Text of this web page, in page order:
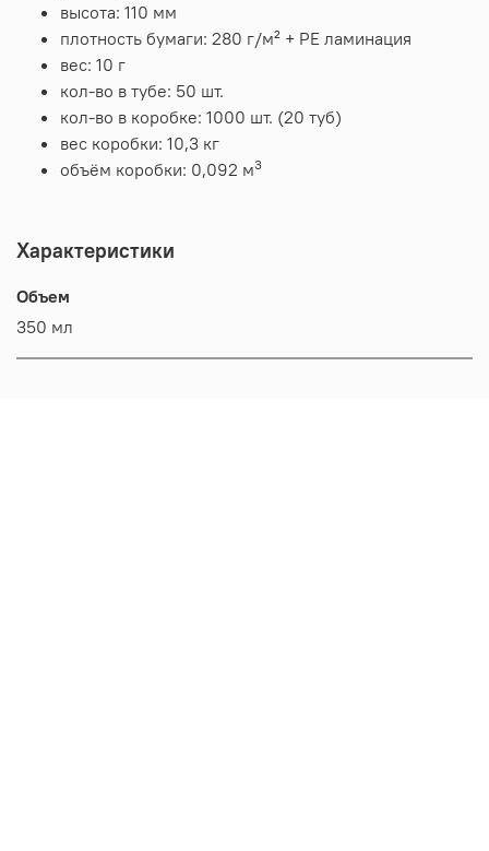
высота: 110 мм
плотность бумаги: 280 г/м² + PE ламинация
вес: 10 г
кол-во в тубе: 50 шт.
кол-во в коробке: 1000 шт. (20 туб)
вес коробки: 10,3 кг
объём коробки: 0,092 м3
Характеристики
Объем
350 мл